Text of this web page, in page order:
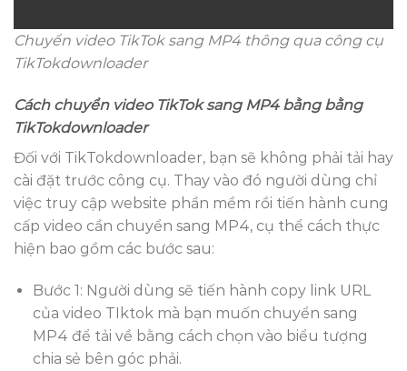
Chuyển video TikTok sang MP4 thông qua công cụ
TikTokdownloader
Cách chuyển video TikTok sang MP4 bằng bằng
TikTokdownloader
Đối với TikTokdownloader, bạn sẽ không phải tải hay
cài đặt trước công cụ. Thay vào đó người dùng chỉ
việc truy cập website phần mềm rồi tiến hành cung
cấp video cần chuyển sang MP4, cụ thể cách thực
hiện bao gồm các bước sau:
Bước 1: Người dùng sẽ tiến hành copy link URL
của video TIktok mà bạn muốn chuyển sang
MP4 để tải về bằng cách chọn vào biểu tượng
chia sẻ bên góc phải.